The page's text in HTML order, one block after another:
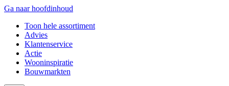
Ga naar hoofdinhoud
Toon hele assortiment
Advies
Klantenservice
Actie
Wooninspiratie
Bouwmarkten